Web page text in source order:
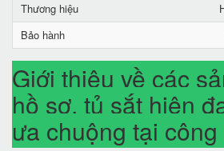
Thương hiệu
Bảo hành
Giới thiệu về các
hồ sơ, tủ sắt hiện
ưa chuộng tại công